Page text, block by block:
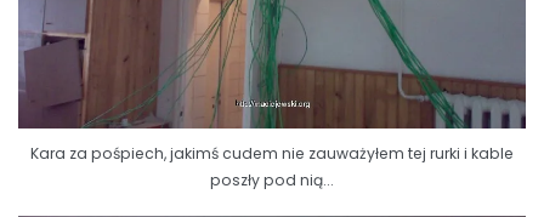
Kara za pośpiech, jakimś cudem nie zauważyłem tej rurki i kable
poszły pod nią...